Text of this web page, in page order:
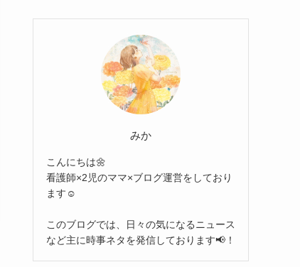
みか
こんにちは🌼
看護師×2児のママ×ブログ運営をしており
ます☺︎
このブログでは、日々の気になるニュース
など主に時事ネタを発信しております📢！